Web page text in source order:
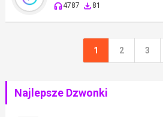
4787 81
1 2 3
Najlepsze Dzwonki